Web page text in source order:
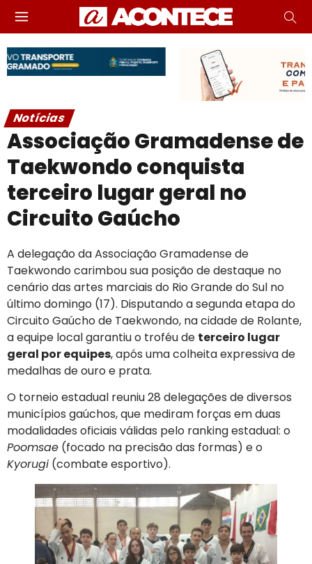
Notícias
Associação Gramadense de
Taekwondo conquista
terceiro lugar geral no
Circuito Gaúcho
A delegação da Associação Gramadense de
Taekwondo carimbou sua posição de destaque no
cenário das artes marciais do Rio Grande do Sul no
último domingo (17). Disputando a segunda etapa do
Circuito Gaúcho de Taekwondo, na cidade de Rolante,
a equipe local garantiu o troféu de terceiro lugar
geral por equipes, após uma colheita expressiva de
medalhas de ouro e prata.
O torneio estadual reuniu 28 delegações de diversos
municípios gaúchos, que mediram forças em duas
modalidades oficiais válidas pelo ranking estadual: o
Poomsae (focado na precisão das formas) e o
Kyorugi (combate esportivo).